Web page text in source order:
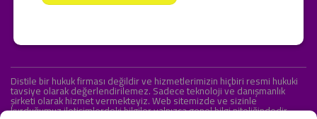
Distile bir hukuk firması değildir ve hizmetlerimizin hiçbiri resmi hukuki
tavsiye olarak değerlendirilemez. Sadece teknoloji ve danışmanlık
şirketi olarak hizmet vermekteyiz. Web sitemizde ve sizinle
kurduğumuz iletişimlerdeki bilgiler yalnızca genel bilgi niteliğindedir.